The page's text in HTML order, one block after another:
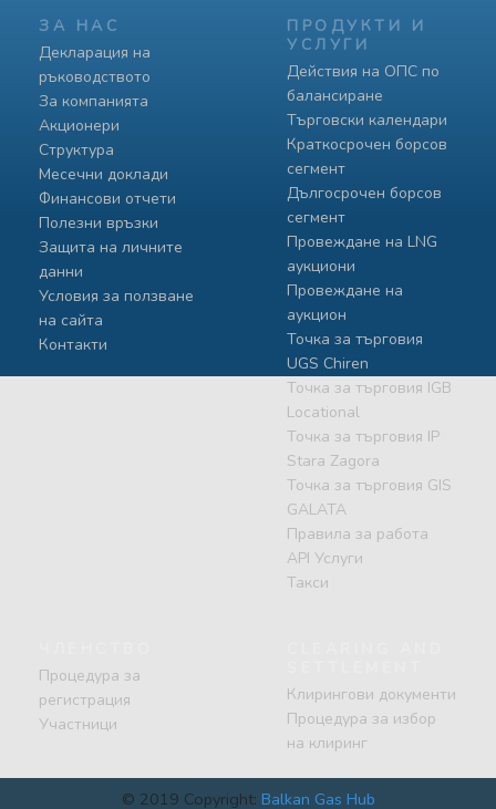
ЗА НАС
Декларация на
ръководството
За компанията
Акционери
Структура
Месечни доклади
Финансови отчети
Полезни връзки
Защита на личните
данни
Условия за ползване
на сайта
Контакти
ПРОДУКТИ И
УСЛУГИ
Действия на ОПС по
балансиране
Търговски календари
Краткосрочен борсов
сегмент
Дългосрочен борсов
сегмент
Провеждане на LNG
аукциони
Провеждане на
аукцион
Точка за търговия
UGS Chiren
Точка за търговия IGB
Locational
Точка за търговия IP
Stara Zagora
Точка за търговия GIS
GALATA
Правила за работа
API Услуги
Такси
Процедура за
регистрация
Участници
Клирингови документи
Процедура за избор
на клиринг
© 2019 Copyright: Balkan Gas Hub